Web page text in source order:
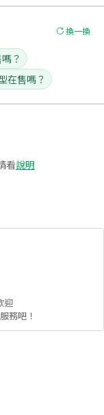
換一換
？
在售嗎？
看說明
迎
務吧！